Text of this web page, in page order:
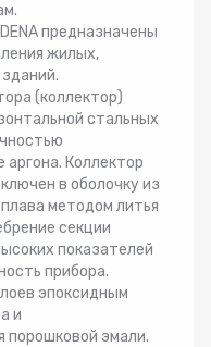
предназначены
жилых,
(коллектор)
стальных
аргона. Коллектор
в оболочку из
методом литья
секции
показателей
прибора.
эпоксидным
и
порошковой эмали.